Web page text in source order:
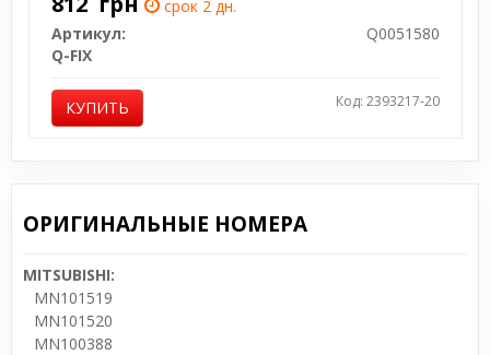
срок 2 дн.
Артикул:
Q0051580
Q-FIX
КУПИТЬ Код: 2393217-20
ОРИГИНАЛЬНЫЕ НОМЕРА
MITSUBISHI:
MN101519
MN101520
MN100388